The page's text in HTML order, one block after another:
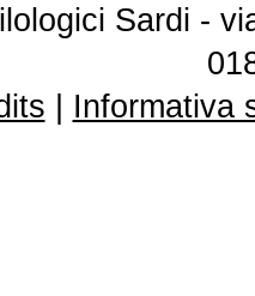
Sardi -
Informativa